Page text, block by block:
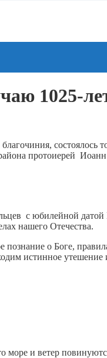
1025-
протоиерей
с юбилейной
нашего Отечества.
познание о Боге,
истинное
море и ветер